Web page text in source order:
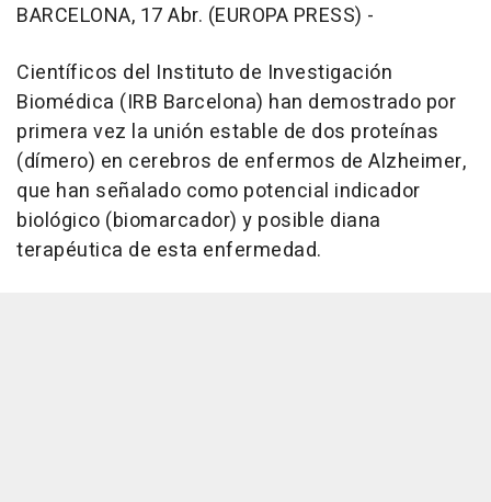
BARCELONA, 17 Abr. (EUROPA PRESS) -
Científicos del Instituto de Investigación
Biomédica (IRB Barcelona) han demostrado por
primera vez la unión estable de dos proteínas
(dímero) en cerebros de enfermos de Alzheimer,
que han señalado como potencial indicador
biológico (biomarcador) y posible diana
terapéutica de esta enfermedad.